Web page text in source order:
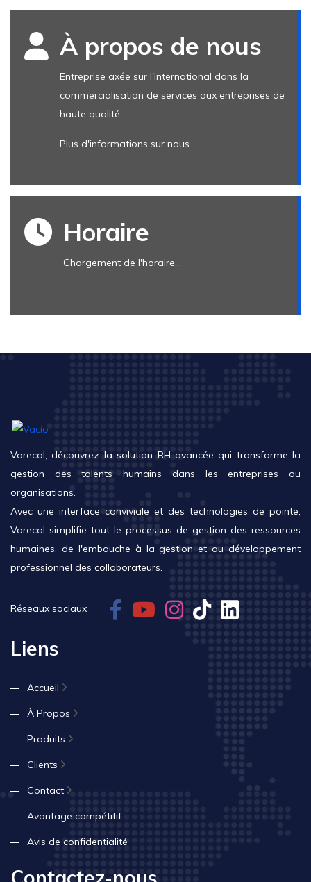
À propos de nous
Entreprise axée sur l'international dans la
commercialisation de services aux entreprises de
haute qualité.
Plus d'informations sur nous
Horaire
Chargement de l'horaire...
Vorecol, découvrez la solution RH avancée qui transforme la
gestion des talents humains dans les entreprises ou
organisations.
Avec une interface conviviale et des technologies de pointe,
Vorecol simplifie tout le processus de gestion des ressources
humaines, de l'embauche à la gestion et au développement
professionnel des collaborateurs.
Réseaux sociaux
Liens
Accueil
À Propos
Produits
Clients
Contact
Avantage compétitif
Avis de confidentialité